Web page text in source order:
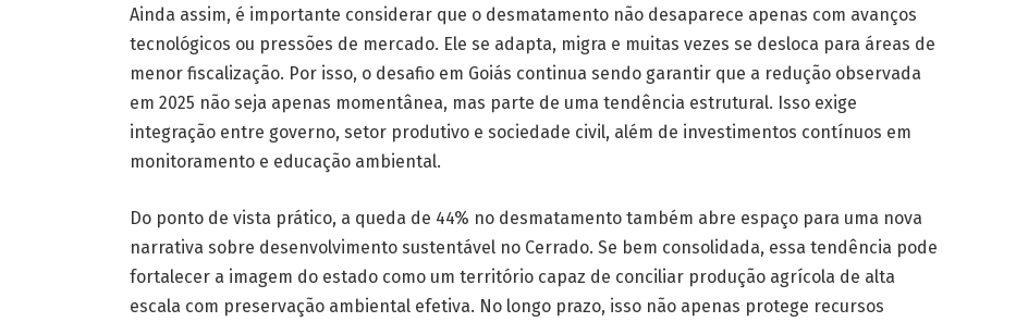
Ainda assim, é importante considerar que o desmatamento não desaparece apenas com avanços
tecnológicos ou pressões de mercado. Ele se adapta, migra e muitas vezes se desloca para áreas de
menor fiscalização. Por isso, o desafio em Goiás continua sendo garantir que a redução observada
em 2025 não seja apenas momentânea, mas parte de uma tendência estrutural. Isso exige
integração entre governo, setor produtivo e sociedade civil, além de investimentos contínuos em
monitoramento e educação ambiental.
Do ponto de vista prático, a queda de 44% no desmatamento também abre espaço para uma nova
narrativa sobre desenvolvimento sustentável no Cerrado. Se bem consolidada, essa tendência pode
fortalecer a imagem do estado como um território capaz de conciliar produção agrícola de alta
escala com preservação ambiental efetiva. No longo prazo, isso não apenas protege recursos